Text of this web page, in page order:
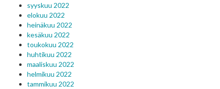
syyskuu 2022
elokuu 2022
heinäkuu 2022
kesäkuu 2022
toukokuu 2022
huhtikuu 2022
maaliskuu 2022
helmikuu 2022
tammikuu 2022